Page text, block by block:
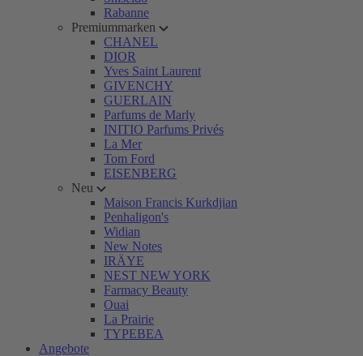
Rabanne
Premiummarken
CHANEL
DIOR
Yves Saint Laurent
GIVENCHY
GUERLAIN
Parfums de Marly
INITIO Parfums Privés
La Mer
Tom Ford
EISENBERG
Neu
Maison Francis Kurkdjian
Penhaligon's
Widian
New Notes
IRÄYE
NEST NEW YORK
Farmacy Beauty
Ouai
La Prairie
TYPEBEA
Angebote